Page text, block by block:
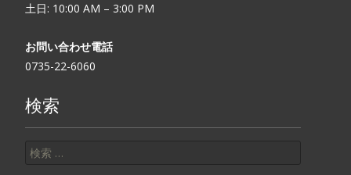
土日: 10:00 AM – 3:00 PM
お問い合わせ電話
0735-22-6060
検索